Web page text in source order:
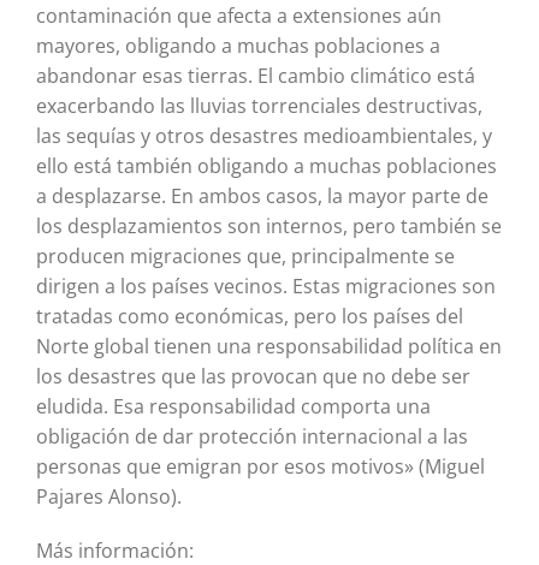
contaminación que afecta a extensiones aún
mayores, obligando a muchas poblaciones a
abandonar esas tierras. El cambio climático está
exacerbando las lluvias torrenciales destructivas,
las sequías y otros desastres medioambientales, y
ello está también obligando a muchas poblaciones
a desplazarse. En ambos casos, la mayor parte de
los desplazamientos son internos, pero también se
producen migraciones que, principalmente se
dirigen a los países vecinos. Estas migraciones son
tratadas como económicas, pero los países del
Norte global tienen una responsabilidad política en
los desastres que las provocan que no debe ser
eludida. Esa responsabilidad comporta una
obligación de dar protección internacional a las
personas que emigran por esos motivos» (Miguel
Pajares Alonso).
Más información: